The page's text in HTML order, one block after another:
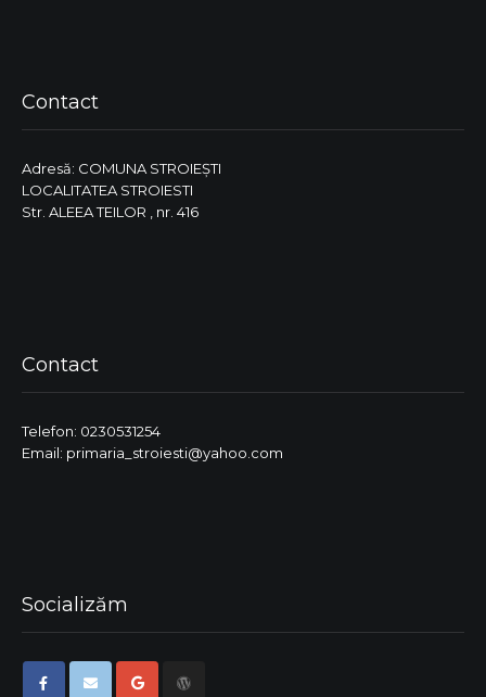
Contact
Adresă: COMUNA STROIEŞTI
LOCALITATEA STROIESTI
Str. ALEEA TEILOR , nr. 416
Contact
Telefon: 0230531254
Email: primaria_stroiesti@yahoo.com
Socializăm